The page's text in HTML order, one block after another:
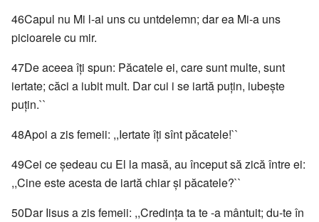
46Capul nu Mi l-ai uns cu untdelemn; dar ea Mi-a uns
picioarele cu mir.
47De aceea îţi spun: Păcatele ei, care sunt multe, sunt
iertate; căci a iubit mult. Dar cui i se iartă puţin, iubeşte
puţin.``
48Apoi a zis femeii: ,,Iertate îţi sînt păcatele!``
49Cei ce şedeau cu El la masă, au început să zică între ei:
,,Cine este acesta de iartă chiar şi păcatele?``
50Dar Iisus a zis femeii: ,,Credinţa ta te -a mântuit; du-te în